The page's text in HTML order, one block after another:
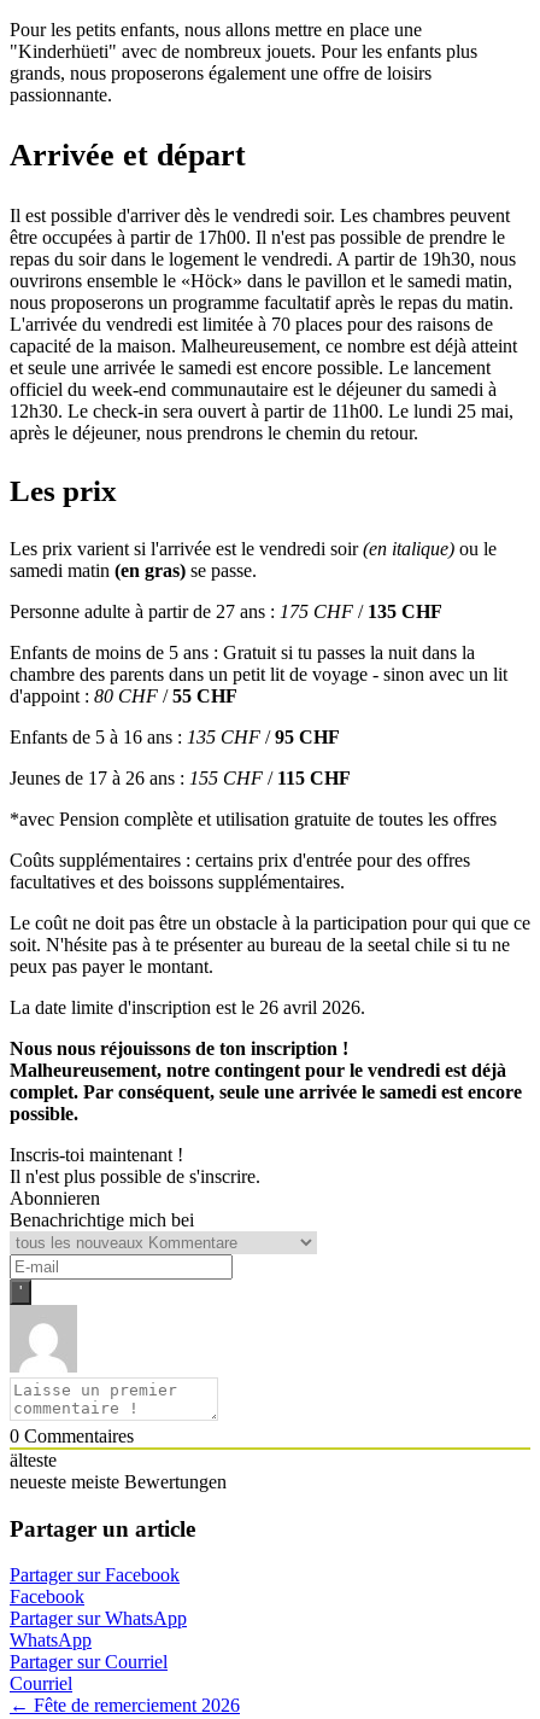
Pour les petits enfants, nous allons mettre en place une
"Kinderhüeti" avec de nombreux jouets. Pour les enfants plus
grands, nous proposerons également une offre de loisirs
passionnante.
Arrivée et départ
Il est possible d'arriver dès le vendredi soir. Les chambres peuvent
être occupées à partir de 17h00. Il n'est pas possible de prendre le
repas du soir dans le logement le vendredi. A partir de 19h30, nous
ouvrirons ensemble le «Höck» dans le pavillon et le samedi matin,
nous proposerons un programme facultatif après le repas du matin.
L'arrivée du vendredi est limitée à 70 places pour des raisons de
capacité de la maison. Malheureusement, ce nombre est déjà atteint
et seule une arrivée le samedi est encore possible. Le lancement
officiel du week-end communautaire est le déjeuner du samedi à
12h30. Le check-in sera ouvert à partir de 11h00. Le lundi 25 mai,
après le déjeuner, nous prendrons le chemin du retour.
Les prix
Les prix varient si l'arrivée est le vendredi soir(en italique) ou le
samedi matin (en gras) se passe.
Personne adulte à partir de 27 ans : 175 CHF / 135 CHF
Enfants de moins de 5 ans : Gratuit si tu passes la nuit dans la
chambre des parents dans un petit lit de voyage - sinon avec un lit
d'appoint : 80 CHF /55 CHF
Enfants de 5 à 16 ans : 135 CHF /95 CHF
Jeunes de 17 à 26 ans : 155 CHF / 115 CHF
*avec Pension complète et utilisation gratuite de toutes les offres
Coûts supplémentaires : certains prix d'entrée pour des offres
facultatives et des boissons supplémentaires.
Le coût ne doit pas être un obstacle à la participation pour qui que ce
soit. N'hésite pas à te présenter au bureau de la seetal chile si tu ne
peux pas payer le montant.
La date limite d'inscription est le 26 avril 2026.
Nous nous réjouissons de ton inscription !
Malheureusement, notre contingent pour le vendredi est déjà
complet. Par conséquent, seule une arrivée le samedi est encore
possible.
Inscris-toi maintenant !
Il n'est plus possible de s'inscrire.
Abonnieren
Benachrichtige mich bei
0 Commentaires
älteste
neueste meiste Bewertungen
Partager un article
Partager sur Facebook
Facebook
Partager sur WhatsApp
WhatsApp
Partager sur Courriel
Courriel
Navigation
← Fête de remerciement 2026